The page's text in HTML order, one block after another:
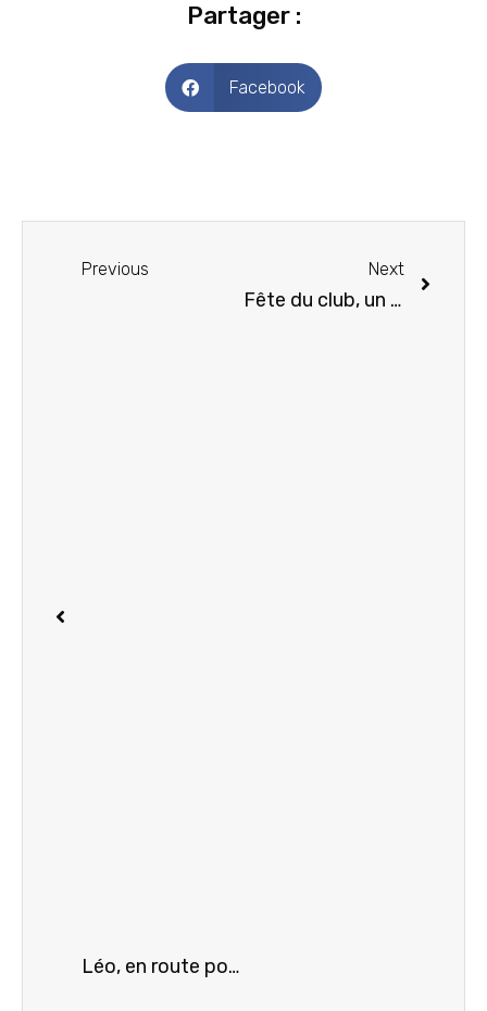
Partager :
Facebook
Previous
Léo, en route pour la Finale Du Championnat de France !
Next
Fête du club, un merveilleux moment qui clôture une belle année, enfin une année pleine et entière !! Merci à tous !!!